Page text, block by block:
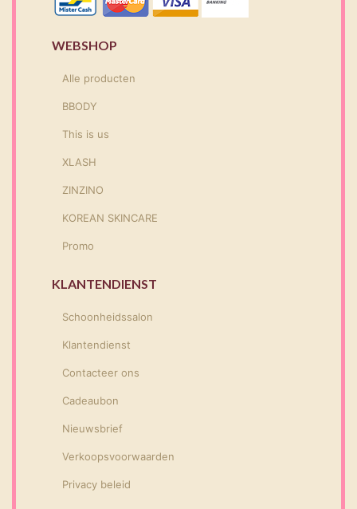
WEBSHOP
Alle producten
BBODY
This is us
XLASH
ZINZINO
KOREAN SKINCARE
Promo
KLANTENDIENST
Schoonheidssalon
Klantendienst
Contacteer ons
Cadeaubon
Nieuwsbrief
Verkoopsvoorwaarden
Privacy beleid